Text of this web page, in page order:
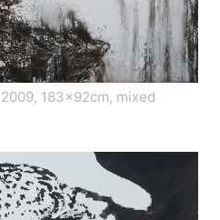
183×92cm, mixed